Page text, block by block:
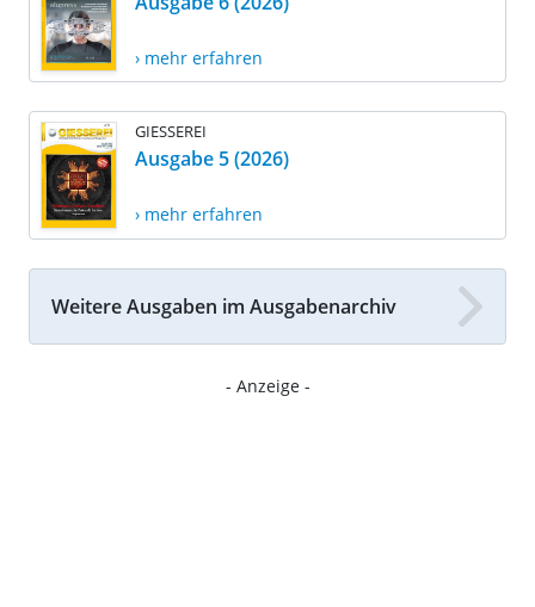
› mehr erfahren
GIESSEREI
Ausgabe 5 (2026)
› mehr erfahren
Weitere Ausgaben im Ausgabenarchiv
- Anzeige -